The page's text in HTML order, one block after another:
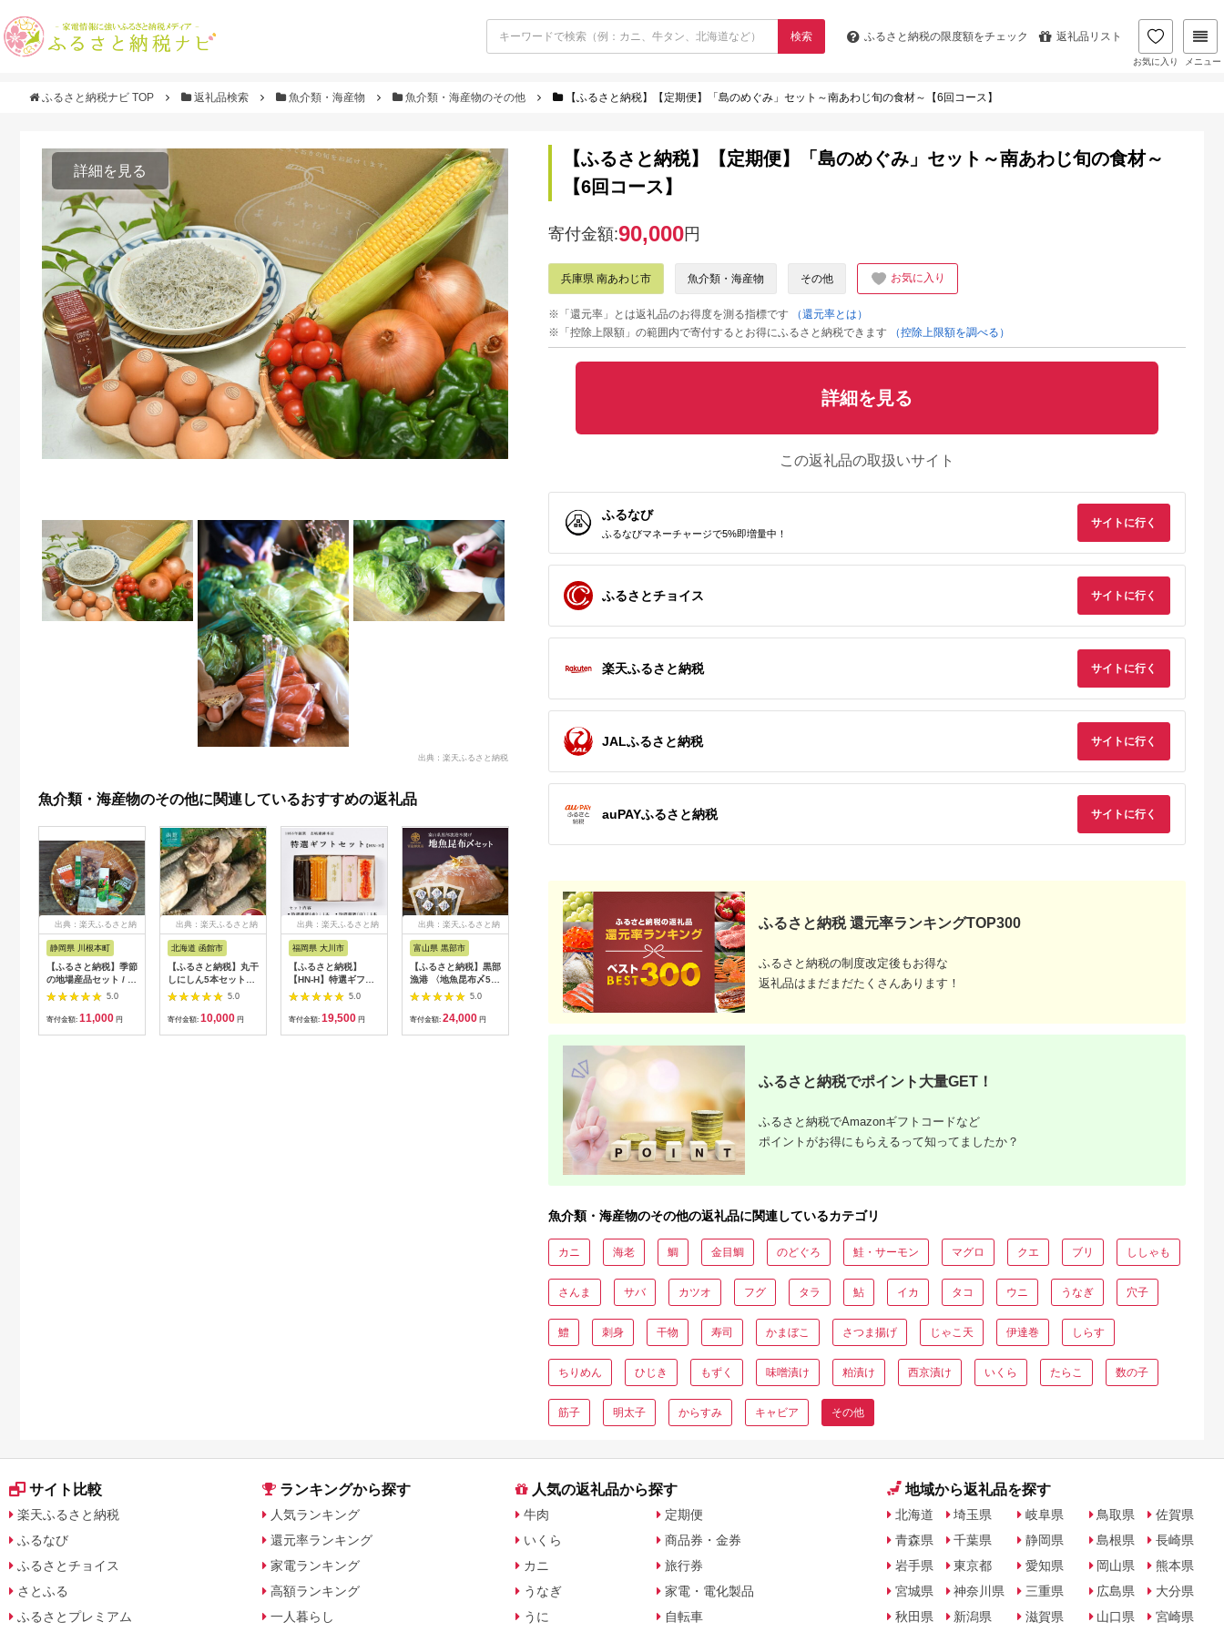
検索 ふるさと納税の限度額をチェック 返礼品リスト
お気に入り メニュー
ふるさと納税ナビ TOP 返礼品検索 魚介類・海産物 魚介類・海産物のその他 【ふるさと納税】【定期便】「島のめぐみ」セット～南あわじ旬の食材～【6回コース】
詳細を見る
出典：楽天ふるさと納税
魚介類・海産物のその他に関連しているおすすめの返礼品
出典：楽天ふるさと納
静岡県 川根本町
【ふるさと納税】季節
の地場産品セット / 川
根 川根茶 しいたけ 羊
羹 よもぎ 餅 南蛮 味
噌
5.0
寄付金額: 11,000 円
出典：楽天ふるさと納
北海道 函館市
【ふるさと納税】丸干
しにしん5本セット
「函館 山崎水産」
5.0
寄付金額: 10,000 円
出典：楽天ふるさと納
福岡県 大川市
【ふるさと納税】
【HN-H】特選ギフト
セット 4種類5点 志岐
蒲鉾本店 練り物 蒲鉾
ギフト 詰め合わせ |
5.0
寄付金額: 19,500 円
出典：楽天ふるさと納
富山県 黒部市
【ふるさと納税】黒部
漁港 〈地魚昆布〆5種
セット〉 産地直送 旬
魚介 魚 さかな 詰め合
わせ 冷凍 /富山県黒
5.0
寄付金額: 24,000 円
出典：楽天ふるさと納
税
秋田県 潟上市
【ふるさと納税】 サ
ーモン漬け丼セット
60g 選べる袋数 5袋
10袋 訳アリ 訳あり
らし 海鮮丼 海鮮 鮭
季節 魚 漬け 丼 魚介
おすすめ 送料無料
【西村魚屋】
5.0
出典：楽天ふるさと納
税
高知県 田野町
【ふるさと納税】これ
が魚屋の漬け丼だ！イ
カ 80g×6P 6パック
いか 漬け どんぶり 丼
小分け 簡単 お取り寄
田野町 ふるさとのう
5.0
出典：楽天ふるさと納
【ふるさと納税】 四
種 食べ比べ セット 冷
凍 かつおたたき 鬼わ
出典：楽天ふるさと納
【ふるさと納税】 コ
ロナ緊急支援《3ヵ月
定期便》数量限定 人
3回目：極鰹 土佐無添
傷 訳アリ 藁焼き ラン
【ふるさと納税】【定期便】「島のめぐみ」セット～南あわじ旬の食材～
【6回コース】
寄付金額:90,000円
兵庫県 南あわじ市 魚介類・海産物 その他 お気に入り
※「還元率」とは返礼品のお得度を測る指標です
（還元率とは）
※「控除上限額」の範囲内で寄付するとお得にふるさと納税できます
（控除上限額を調べる）
詳細を見る
この返礼品の取扱いサイト
ふるなび
ふるなびマネーチャージで5%即増量中！
サイトに行く
ふるさとチョイス サイトに行く
楽天ふるさと納税 サイトに行く
JALふるさと納税 サイトに行く
auPAYふるさと納税 サイトに行く
ふるさと納税 還元率ランキングTOP300
ふるさと納税の制度改定後もお得な
返礼品はまだまだたくさんあります！
ふるさと納税でポイント大量GET！
ふるさと納税でAmazonギフトコードなど
ポイントがお得にもらえるって知ってましたか？
魚介類・海産物のその他の返礼品に関連しているカテゴリ
カニ 海老 鯛 金目鯛 のどぐろ 鮭・サーモン マグロ クエ ブリ ししゃも
さんま サバ カツオ フグ タラ 鮎 イカ タコ ウニ うなぎ 穴子
鱧 刺身 干物 寿司 かまぼこ さつま揚げ じゃこ天 伊達巻 しらす
ちりめん ひじき もずく 味噌漬け 粕漬け 西京漬け いくら たらこ 数の子
筋子 明太子 からすみ キャビア その他
サイト比較
楽天ふるさと納税
ふるなび
ふるさとチョイス
さとふる
ふるさとプレミアム
ランキングから探す
人気ランキング
還元率ランキング
家電ランキング
高額ランキング
一人暮らし
人気の返礼品から探す
牛肉
いくら
カニ
うなぎ
うに
定期便
商品券・金券
旅行券
家電・電化製品
自転車
地域から返礼品を探す
北海道
青森県
岩手県
宮城県
秋田県
埼玉県
千葉県
東京都
神奈川県
新潟県
岐阜県
静岡県
愛知県
三重県
滋賀県
鳥取県
島根県
岡山県
広島県
山口県
佐賀県
長崎県
熊本県
大分県
宮崎県